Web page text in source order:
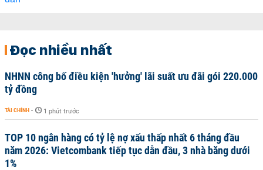
Đọc nhiều nhất
NHNN công bố điều kiện 'hưởng' lãi suất ưu đãi gói 220.000
tỷ đồng
TÀI CHÍNH - 1 phút trước
TOP 10 ngân hàng có tỷ lệ nợ xấu thấp nhất 6 tháng đầu
năm 2026: Vietcombank tiếp tục dẫn đầu, 3 nhà băng dưới
1%